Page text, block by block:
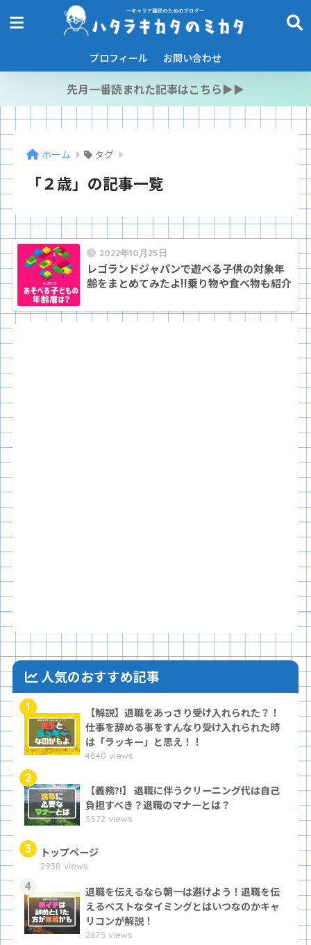
プロフィール お問い合わせ
先月一番読まれた記事はこちら▶︎▶︎
ホーム タグ
「２歳」の記事一覧
2022年10月25日
レゴランドジャパンで遊べる子供の対象年
齢をまとめてみたよ!!乗り物や食べ物も紹介
人気のおすすめ記事
1
【解説】退職をあっさり受け入れられた？！
仕事を辞める事をすんなり受け入れられた時
は「ラッキー」と思え！！
4840 views
2
【義務?!】 退職に伴うクリーニング代は自己
負担すべき？退職のマナーとは？
3572 views
3 トップページ
2938 views
4
退職を伝えるなら朝一は避けよう！退職を伝
えるベストなタイミングとはいつなのかキャ
リコンが解説！
2675 views